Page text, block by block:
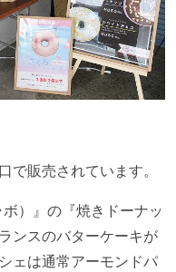
で販売されています。
）』の『焼きドーナッ
ンスのバターケーキが
ェは通常アーモンドパ